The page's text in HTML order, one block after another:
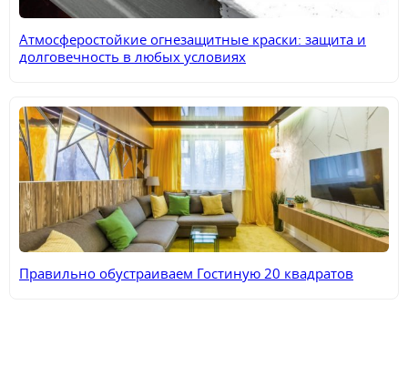
Атмосферостойкие огнезащитные краски: защита и
долговечность в любых условиях
Правильно обустраиваем Гостиную 20 квадратов